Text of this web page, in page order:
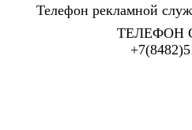
Телефон рекламной
ТЕЛЕФОН